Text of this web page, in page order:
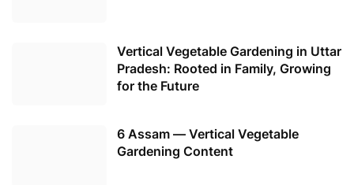
Vertical Vegetable Gardening in Uttar
Pradesh: Rooted in Family, Growing
for the Future
6 Assam — Vertical Vegetable
Gardening Content